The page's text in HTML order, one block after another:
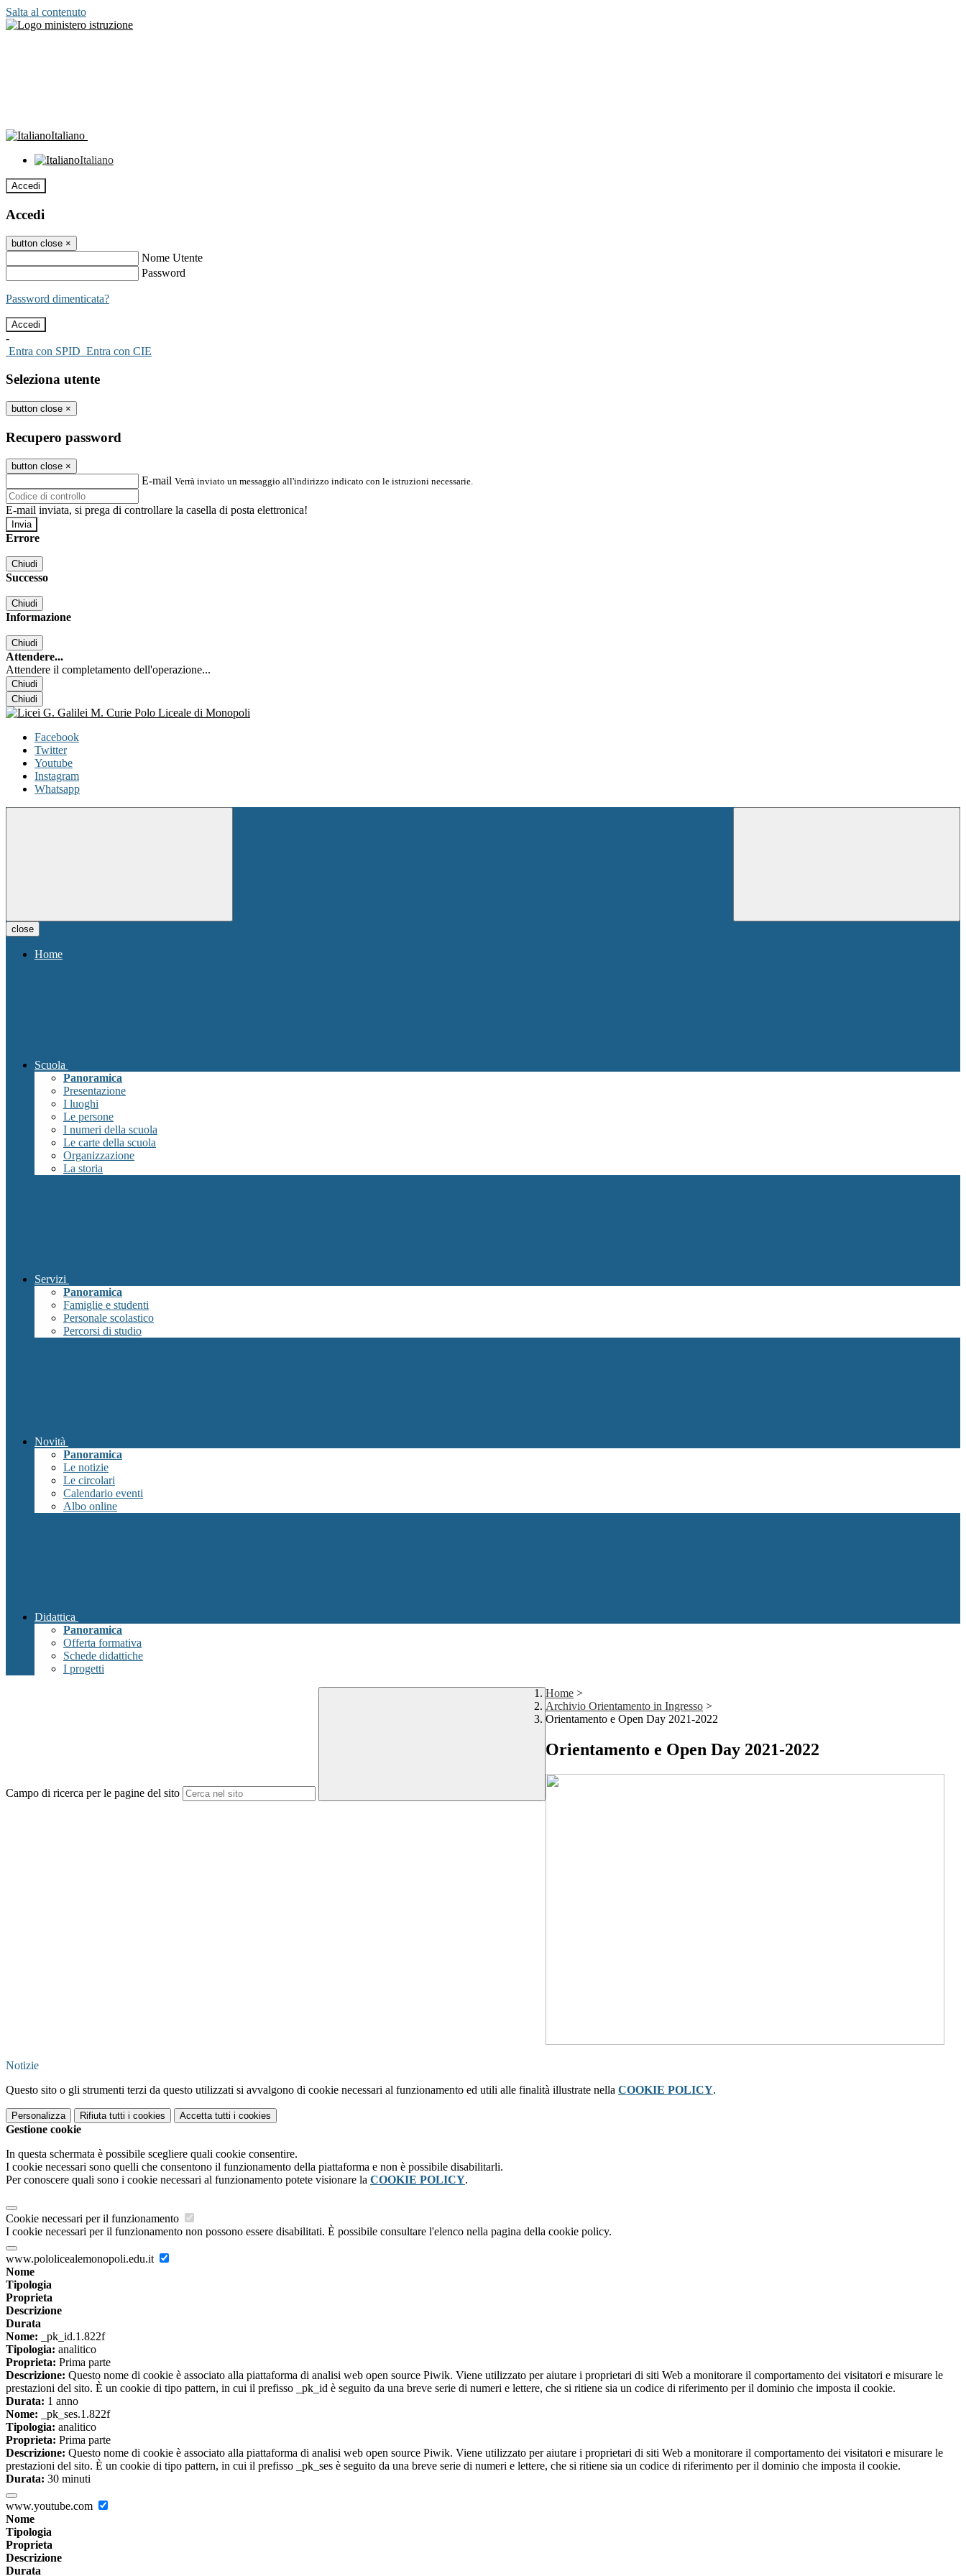
Salta al contenuto
Italiano
Italiano
Accedi
Accedi
button close ×
Nome Utente
Password
Password dimenticata?
-
Entra con SPID Entra con CIE
Seleziona utente
button close ×
Recupero password
button close ×
E-mail Verrà inviato un messaggio all'indirizzo indicato con le istruzioni necessarie.
E-mail inviata, si prega di controllare la casella di posta elettronica!
Errore
Chiudi
Successo
Chiudi
Informazione
Chiudi
Attendere...
Attendere il completamento dell'operazione...
Chiudi
Chiudi
Facebook
Twitter
Youtube
Instagram
Whatsapp
close
Home
Scuola
Panoramica
Presentazione
I luoghi
Le persone
I numeri della scuola
Le carte della scuola
Organizzazione
La storia
Servizi
Panoramica
Famiglie e studenti
Personale scolastico
Percorsi di studio
Novità
Panoramica
Le notizie
Le circolari
Calendario eventi
Albo online
Didattica
Panoramica
Offerta formativa
Schede didattiche
I progetti
Campo di ricerca per le pagine del sito
Home >
Archivio Orientamento in Ingresso >
Orientamento e Open Day 2021-2022
Orientamento e Open Day 2021-2022
Notizie
Questo sito o gli strumenti terzi da questo utilizzati si avvalgono di cookie necessari al funzionamento ed utili alle finalità illustrate nella COOKIE POLICY.
Personalizza Rifiuta tutti i cookies Accetta tutti i cookies
Gestione cookie
In questa schermata è possibile scegliere quali cookie consentire.
I cookie necessari sono quelli che consentono il funzionamento della piattaforma e non è possibile disabilitarli.
Per conoscere quali sono i cookie necessari al funzionamento potete visionare la COOKIE POLICY.
Cookie necessari per il funzionamento
I cookie necessari per il funzionamento non possono essere disabilitati. È possibile consultare l'elenco nella pagina della cookie policy.
www.pololicealemonopoli.edu.it
Nome
Tipologia
Proprieta
Descrizione
Durata
Nome: _pk_id.1.822f
Tipologia: analitico
Proprieta: Prima parte
Descrizione: Questo nome di cookie è associato alla piattaforma di analisi web open source Piwik. Viene utilizzato per aiutare i proprietari di siti Web a monitorare il comportamento dei visitatori e misurare le
prestazioni del sito. È un cookie di tipo pattern, in cui il prefisso _pk_id è seguito da una breve serie di numeri e lettere, che si ritiene sia un codice di riferimento per il dominio che imposta il cookie.
Durata: 1 anno
Nome: _pk_ses.1.822f
Tipologia: analitico
Proprieta: Prima parte
Descrizione: Questo nome di cookie è associato alla piattaforma di analisi web open source Piwik. Viene utilizzato per aiutare i proprietari di siti Web a monitorare il comportamento dei visitatori e misurare le
prestazioni del sito. È un cookie di tipo pattern, in cui il prefisso _pk_ses è seguito da una breve serie di numeri e lettere, che si ritiene sia un codice di riferimento per il dominio che imposta il cookie.
Durata: 30 minuti
www.youtube.com
Nome
Tipologia
Proprieta
Descrizione
Durata